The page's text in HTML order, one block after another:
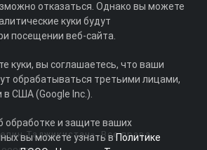
Таджикистан». Все права
отказаться. Однако вы можете
куки будут
посещении веб-сайта.
куки, вы соглашаетесь, что ваши
обрабатываться третьими лицами,
США (Google Inc.).
обработке и защите ваших
вы можете узнать вПолитике